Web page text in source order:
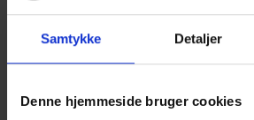
Samtykke Detaljer
Denne hjemmeside bruger cookies
Skolens IT
Download af ordbøger